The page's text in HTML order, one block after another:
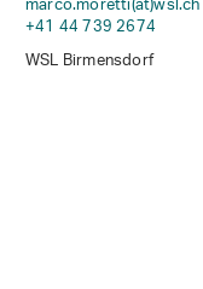
+41 44 739 2674
WSL Birmensdorf